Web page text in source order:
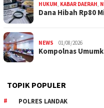
HUKUM, KABAR DAERAH,
Dana Hibah Rp80
NEWS 01/08/2026
Kompolnas
TOPIK POPULER
POLRES LANDAK